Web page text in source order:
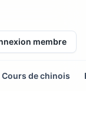
membre
Cours de chinois